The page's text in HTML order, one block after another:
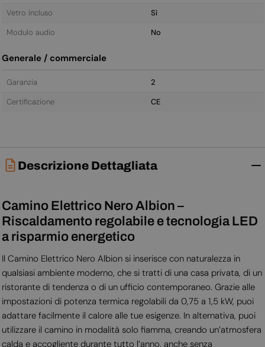
Vetro incluso
Sì
Modulo audio
No
Generale / commerciale
Garanzia
2
Certificazione
CE
Descrizione Dettagliata
Camino Elettrico Nero Albion –
Riscaldamento regolabile e tecnologia LED
a risparmio energetico
Il Camino Elettrico Nero Albion si inserisce con naturalezza in
qualsiasi ambiente moderno, che si tratti di una casa privata, di un
ristorante di tendenza o di un ufficio contemporaneo. Grazie alle
impostazioni di potenza termica regolabili da 0,75 a 1,5 kW, puoi
adattare facilmente il calore alle tue esigenze. In alternativa, puoi
utilizzare il camino in modalità solo fiamma, creando un’atmosfera
calda e accogliente durante tutto l’anno, anche senza